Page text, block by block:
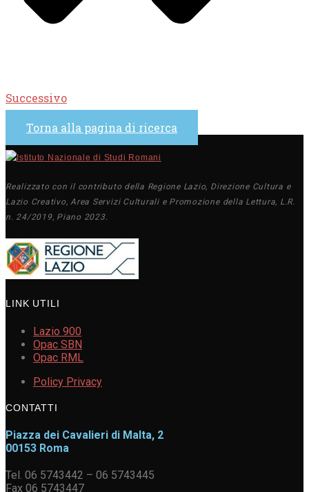
Successivo
Torna alla pagina di ricerca
Realizzato con il contributo della Regione Lazio, Direzione Cultura e
Lazio Creativo, Area Servizi Culturali e Promozione della Lettura, L.R.
n. 24/2019, Piano 2023.
LINK UTILI
Lazio 900
Opac SBN
Opac RML
Policy Privacy
CONTATTI
Piazza dei Cavalieri di Malta, 2
00153 Roma
Tel. 06 5743442 – 06 5743445
Fax 06 5743447